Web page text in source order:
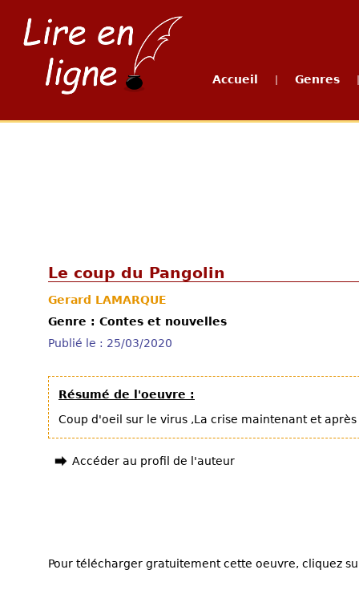
Accueil Genres
Le coup du Pangolin
Gerard LAMARQUE
Genre : Contes et nouvelles
Publié le : 25/03/2020
Résumé de l'oeuvre :
Coup d'oeil sur le virus ,La crise maintenant et après
Accéder au profil de l'auteur
Pour télécharger gratuitement cette oeuvre, cliquez